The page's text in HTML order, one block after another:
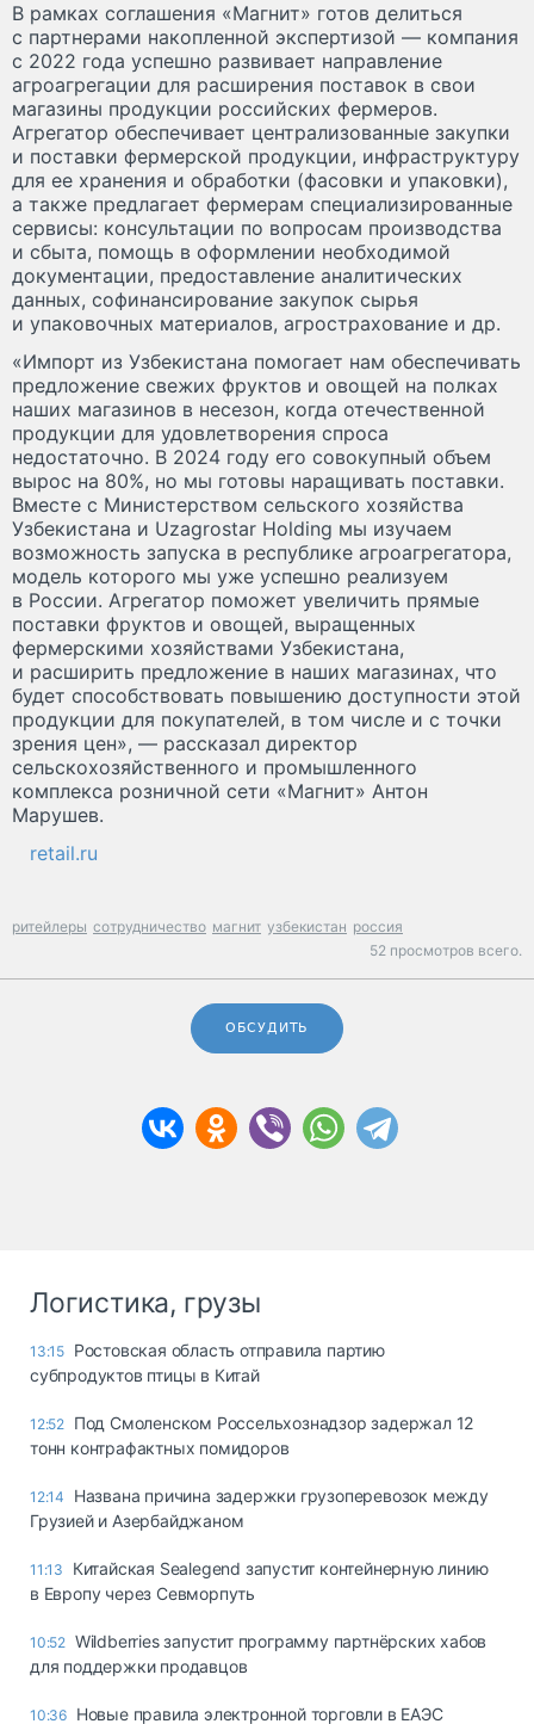
В рамках соглашения «Магнит» готов делиться
с партнерами накопленной экспертизой — компания
с 2022 года успешно развивает направление
агроагрегации для расширения поставок в свои
магазины продукции российских фермеров.
Агрегатор обеспечивает централизованные закупки
и поставки фермерской продукции, инфраструктуру
для ее хранения и обработки (фасовки и упаковки),
а также предлагает фермерам специализированные
сервисы: консультации по вопросам производства
и сбыта, помощь в оформлении необходимой
документации, предоставление аналитических
данных, софинансирование закупок сырья
и упаковочных материалов, агрострахование и др.
«Импорт из Узбекистана помогает нам обеспечивать
предложение свежих фруктов и овощей на полках
наших магазинов в несезон, когда отечественной
продукции для удовлетворения спроса
недостаточно. В 2024 году его совокупный объем
вырос на 80%, но мы готовы наращивать поставки.
Вместе с Министерством сельского хозяйства
Узбекистана и Uzagrostar Holding мы изучаем
возможность запуска в республике агроагрегатора,
модель которого мы уже успешно реализуем
в России. Агрегатор поможет увеличить прямые
поставки фруктов и овощей, выращенных
фермерскими хозяйствами Узбекистана,
и расширить предложение в наших магазинах, что
будет способствовать повышению доступности этой
продукции для покупателей, в том числе и с точки
зрения цен», — рассказал директор
сельскохозяйственного и промышленного
комплекса розничной сети «Магнит» Антон
Марушев.
retail.ru
ритейлеры сотрудничество магнит узбекистан россия
52 просмотров всего.
ОБСУДИТЬ
Логистика, грузы
13:15 Ростовская область отправила партию
субпродуктов птицы в Китай
12:52 Под Смоленском Россельхознадзор задержал 12
тонн контрафактных помидоров
12:14
Названа причина задержки грузоперевозок между
Грузией и Азербайджаном
11:13
Китайская Sealegend запустит контейнерную линию
в Европу через Севморпуть
10:52 Wildberries запустит программу партнёрских хабов
для поддержки продавцов
10:36 Новые правила электронной торговли в ЕАЭС